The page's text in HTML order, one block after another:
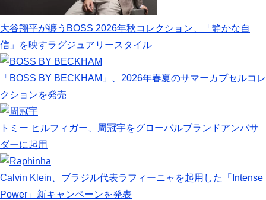
大谷翔平が纏うBOSS 2026年秋コレクション、「静かな自
信」を映すラグジュアリースタイル
「BOSS BY BECKHAM」、2026年春夏のサマーカプセルコレ
クションを発売
トミー ヒルフィガー、周冠宇をグローバルブランドアンバサ
ダーに起用
Calvin Klein、ブラジル代表ラフィーニャを起用した「Intense
Power」新キャンペーンを発表